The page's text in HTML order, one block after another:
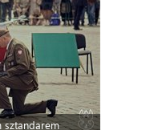
sztandarem